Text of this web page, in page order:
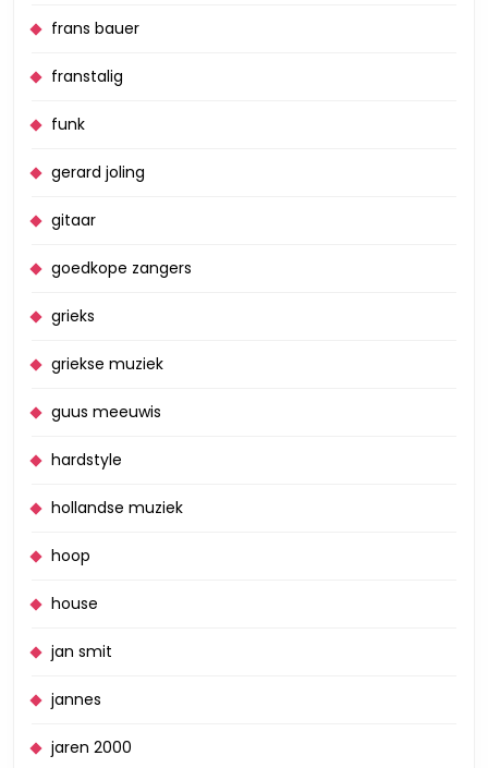
frans bauer
franstalig
funk
gerard joling
gitaar
goedkope zangers
grieks
griekse muziek
guus meeuwis
hardstyle
hollandse muziek
hoop
house
jan smit
jannes
jaren 2000